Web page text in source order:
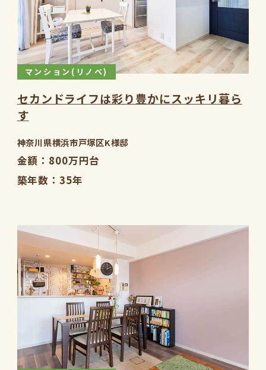
マンション(リノベ)
セカンドライフは彩り豊かにスッキリ暮ら
す
神奈川県横浜市戸塚区K様邸
金額
800万円台
築年数
35年